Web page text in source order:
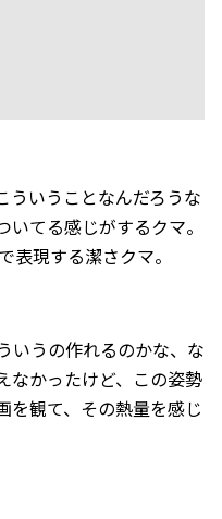
ういうことなんだろうな
てる感じがするクマ。
表現する潔さクマ。
いうの作れるのかな、な
なかったけど、この姿勢
を観て、その熱量を感じ